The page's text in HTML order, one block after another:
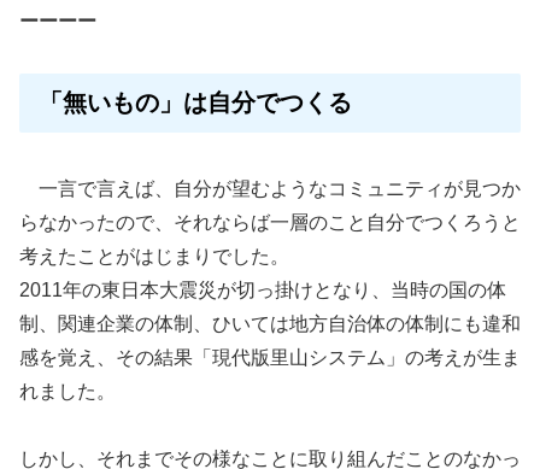
ーーーー
「無いもの」は自分でつくる
一言で言えば、自分が望むようなコミュニティが見つか
らなかったので、それならば一層のこと自分でつくろうと
考えたことがはじまりでした。
2011年の東日本大震災が切っ掛けとなり、当時の国の体
制、関連企業の体制、ひいては地方自治体の体制にも違和
感を覚え、その結果「現代版里山システム」の考えが生ま
れました。
しかし、それまでその様なことに取り組んだことのなかっ